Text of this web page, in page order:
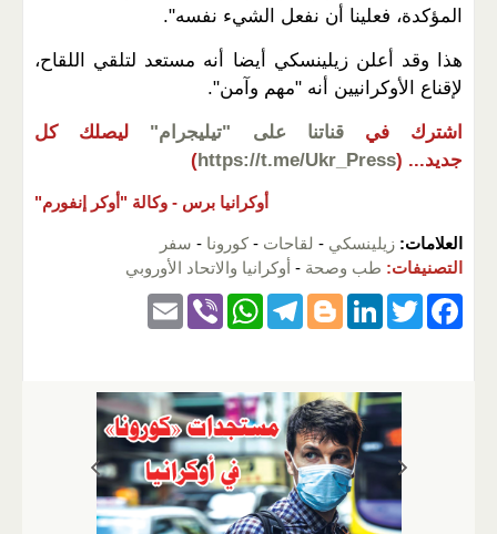
المؤكدة، فعلينا أن نفعل الشيء نفسه".
هذا وقد أعلن زيلينسكي أيضا أنه مستعد لتلقي اللقاح،
لإقناع الأوكرانيين أنه "مهم وآمن".
اشترك في قناتنا على "تيليجرام"
ليصلك كل
جديد... (
https://t.me/Ukr_Press
)
أوكرانيا برس - وكالة "أوكر إنفورم"
العلامات: زيلينسكي - لقاحات - كورونا - سفر
التصنيفات: طب وصحة - أوكرانيا والاتحاد الأوروبي
F
T
er
Li
e
dI
n
Bl
g
er
T
gr
a
m
W
s
A
p
p
Vi